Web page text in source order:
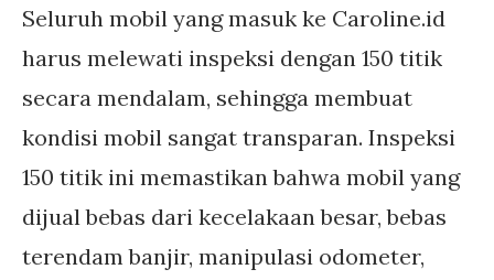
Seluruh mobil yang masuk ke Caroline.id
harus melewati inspeksi dengan 150 titik
secara mendalam, sehingga membuat
kondisi mobil sangat transparan. Inspeksi
150 titik ini memastikan bahwa mobil yang
dijual bebas dari kecelakaan besar, bebas
terendam banjir, manipulasi odometer,